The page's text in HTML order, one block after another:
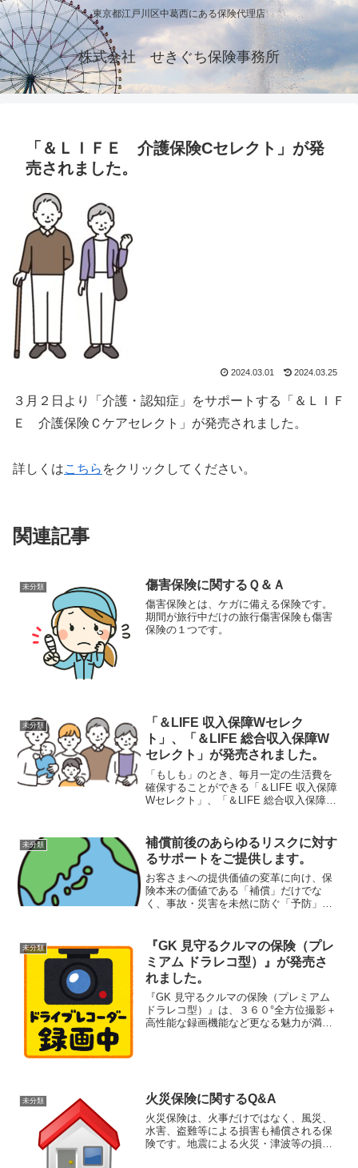
東京都江戸川区中葛西にある保険代理店
株式会社 せきぐち保険事務所
「＆ＬＩＦＥ 介護保険Cセレクト」が発
売されました。
2024.03.01 2024.03.25
３月２日より「介護・認知症」をサポートする「＆ＬＩＦ
Ｅ 介護保険Ｃケアセレクト」が発売されました。
詳しくはこちら をクリックしてください。
関連記事
未分類 傷害保険に関するＱ＆Ａ
傷害保険とは、ケガに備える保険です。
期間が旅行中だけの旅行傷害保険も傷害
保険の１つです。
未分類
「＆LIFE 収入保障Wセレク
ト」、「＆LIFE 総合収入保障W
セレクト」が発売されました。
「もしも」のとき、毎月一定の生活費を
確保することができる「＆LIFE 収入保障
Wセレクト」、「＆LIFE 総合収入保障W
未分類
補償前後のあらゆるリスクに対す
るサポートをご提供します。
お客さまへの提供価値の変革に向け、保
険本来の価値である「補償」だけでな
く、事故・災害を未然に防ぐ「予防」、
ます。詳しくはこちらをクリックしてく
ださい。三井住友海上 補償...
未分類
『GK 見守るクルマの保険（プレ
ミアム ドラレコ型）』が発売さ
れました。
『GK 見守るクルマの保険（プレミアム
ドラレコ型）』は、３６０°全方位撮影＋
高性能な録画機能など更なる魅力が満載
未分類 火災保険に関するQ&A
火災保険は、火事だけではなく、風災、
水害、盗難等による損害も補償される保
険です。地震による火災・津波等の損害